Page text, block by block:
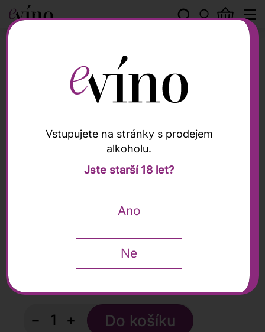
Bodegas Cachazo
"Caballero De Olmedo"
Medium Sweet Rueda
2025, Cachazo, 0,75l
− +
Vstupujete na stránky s prodejem
alkoholu.
Jste starší 18 let?
Ano
Ne